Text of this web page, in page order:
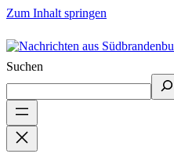
Zum Inhalt springen
Suchen